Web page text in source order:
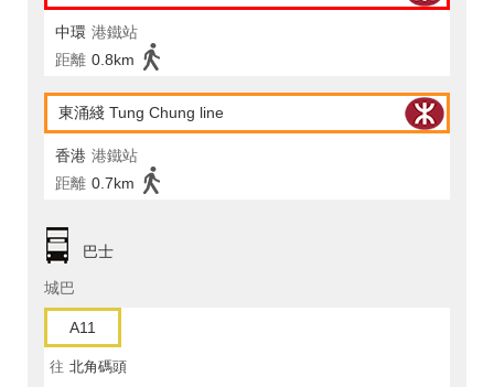
中環 港鐵站
距離 0.8km
東涌綫 Tung Chung line
香港 港鐵站
距離 0.7km
巴士
城巴
A11
往 北角碼頭